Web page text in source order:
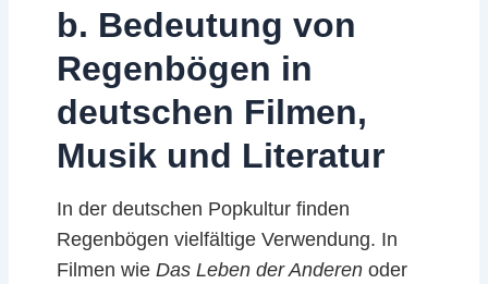
b. Bedeutung von
Regenbögen in
deutschen Filmen,
Musik und Literatur
In der deutschen Popkultur finden
Regenbögen vielfältige Verwendung. In
Filmen wieDas Leben der Anderen oder